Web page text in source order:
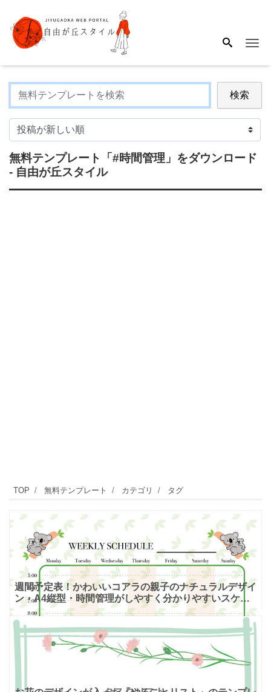
検索
無料テンプレート 「#時間管理」 をダウンロード
- 自由が丘スタイル
TOP 無料テンプレート カテゴリ タグ
週間予定表！かわいいコアラの親子のナチュラルデザイ
ン・A4縦型・時間管理がしやすく分かりやすいスケジ
ュール表！ かわいいコアラの親子のイラスト入りで、
グリーンカ